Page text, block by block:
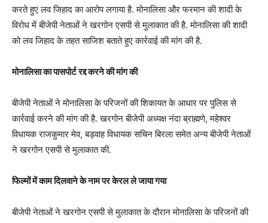
करते हुए लव जिहाद का आरोप लगाया है. मोनालिसा और फरमान की शादी के
विरोध में बीजेपी नेताओं ने खरगोन एसपी से मुलाकात की है. मोनालिसा की शादी
को लव जिहाद के तहत साजिश बताते हुए कार्रवाई की मांग की है.
मोनालिसा का पासपोर्ट रद्द करने की मांग की
बीजेपी नेताओं ने मोनालिसा के परिजनों की शिकायत के आधार पर पुलिस से
कार्रवाई करने की मांग की है. खरगोन बीजेपी अध्यक्ष नंदा ब्राह्मणे, महेश्वर
विधायक राजकुमार मेव, बड़वाह विधायक सचिन बिरला समेत अन्य बीजेपी नेताओं
ने खरगोन एसपी से मुलाकात की.
फिल्मों में काम दिलवाने के नाम पर केरल ले जाया गया
बीजेपी नेताओं ने खरगोन एसपी से मुलाकात के दौरान मोनालिसा के परिजनों की